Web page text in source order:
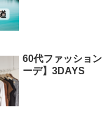
60代ファッショ
ーデ】3DAYS